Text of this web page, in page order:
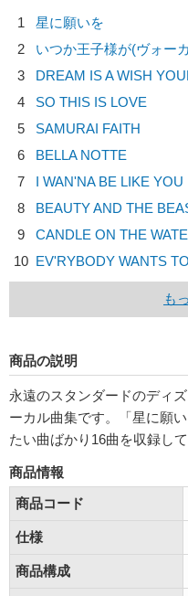
1
星に願いを
2
いつか王子様が(ヴォー
3
DREAM IS A WISH
4
SO THIS IS LOVE
5
SAMURAI FAITH
6
BELLA NOTTE
7
I WAN'NA BE LIKE YOU
8
BEAUTY AND THE
9
CANDLE ON THE
10 EV'RYBODY WANTS
も
商品の説明
永遠のスタンダードのディ
ーカル曲集です。「星に願
たい曲ばかり16曲を収録して
商品情報
商品コード
仕様
商品構成